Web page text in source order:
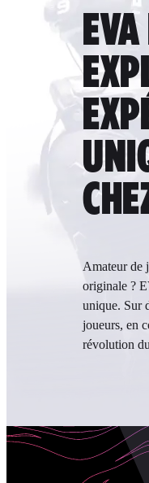
Amateur de
originale ?
unique. Sur
joueurs, en
révolution